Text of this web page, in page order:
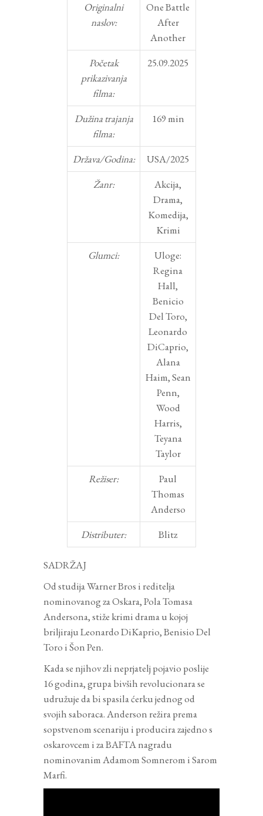
Originalni
naslov:
One Battle
After
Another
Početak
prikazivanja
filma:
25.09.2025
Dužina trajanja
filma:
169 min
Država/Godina:
USA/2025
Žanr:
Akcija,
Drama,
Komedija,
Krimi
Glumci:
Uloge:
Regina
Hall,
Benicio
Del Toro,
Leonardo
DiCaprio,
Alana
Haim, Sean
Penn,
Wood
Harris,
Teyana
Taylor
Režiser:
Paul
Thomas
Anderso
Distributer:
Blitz
SADRŽAJ
Od studija Warner Bros i reditelja
nominovanog za Oskara, Pola Tomasa
Andersona, stiže krimi drama u kojoj
briljiraju Leonardo DiKaprio, Benisio Del
Toro i Šon Pen.
Kada se njihov zli neprjatelj pojavio poslije
16 godina, grupa bivših revolucionara se
udružuje da bi spasila ćerku jednog od
svojih saboraca. Anderson režira prema
sopstvenom scenariju i producira zajedno s
oskarovcem i za BAFTA nagradu
nominovanim Adamom Somnerom i Sarom
Marfi.